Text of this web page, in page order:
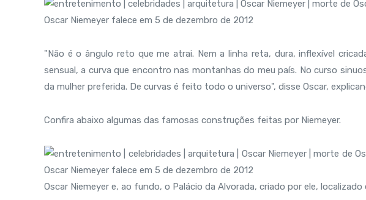
"Não é o ângulo reto que me atrai. Nem a linha reta, dura, inflexível
sensual, a curva que encontro nas montanhas do meu país. No curso
da mulher preferida. De curvas é feito todo o universo", disse Oscar,
Confira abaixo algumas das famosas construções feitas por Niemeyer.
Oscar Niemeyer e, ao fundo, o Palácio da Alvorada, criado por ele, localizado